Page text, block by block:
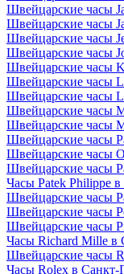
Швейцарские часы
Швейцарские часы
Швейцарские часы
Швейцарские часы
Швейцарские часы
Швейцарские часы
Швейцарские часы
Швейцарские часы
Швейцарские часы
Швейцарские часы
Швейцарские часы
Швейцарские часы
Часы Patek Philippe
Швейцарские часы
Швейцарские часы
Швейцарские часы
Часы Richard Mille в
Швейцарские часы
Часы Rolex в Санкт-